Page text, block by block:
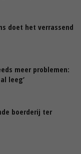
doet het verrassend
meer problemen:
leeg’
boerderij ter